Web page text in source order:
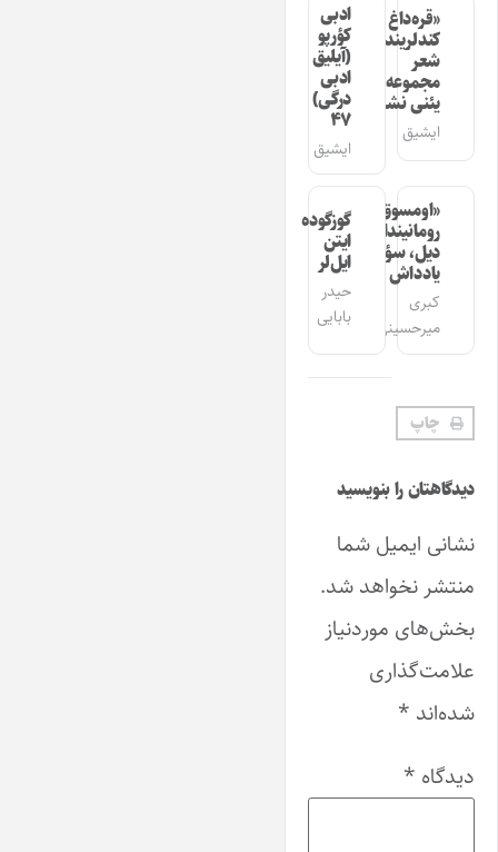
«قره‌داغ
کندلرینده»
شعر
مجموعه‌سینین
یئنی نشری
ایشیق
ادبی
کؤرپو
(آیلیق
ادبی
درگی)
۴۷
ایشیق
«اومسوق»
رومانیندا
دیل، سؤز،
یادداش
کبری
میرحسینی
گوزگوده
ایتن
ایل‌لر
حیدر
بابایی
چاپ
دیدگاهتان را بنویسید
نشانی ایمیل شما
منتشر نخواهد شد.
بخش‌های موردنیاز
علامت‌گذاری
شده‌اند *
دیدگاه *